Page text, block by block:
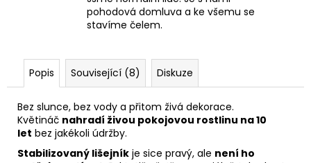
pohodová domluva a ke všemu se
stavíme čelem.
Popis Související (8) Diskuze
Bez slunce, bez vody a přitom živá dekorace.
Květináč nahradí živou pokojovou rostlinu na 10
let bez jakékoli údržby.
Stabilizovaný lišejník je sice pravý, ale není ho